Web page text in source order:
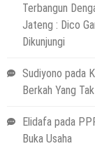
Terbangun
Jateng : Dico
Dikunjungi
Sudiyono pada
Berkah Yang
Elidafa pada
Buka Usaha